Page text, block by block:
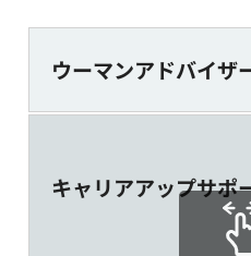
ウーマンアドバイザ
キャリアアップサポ